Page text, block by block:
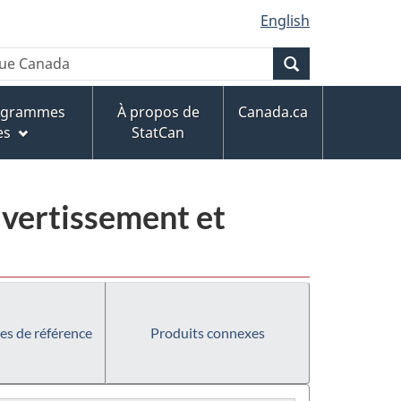
English
À propos de
StatCan
Canada.ca
et
de référence Produits connexes